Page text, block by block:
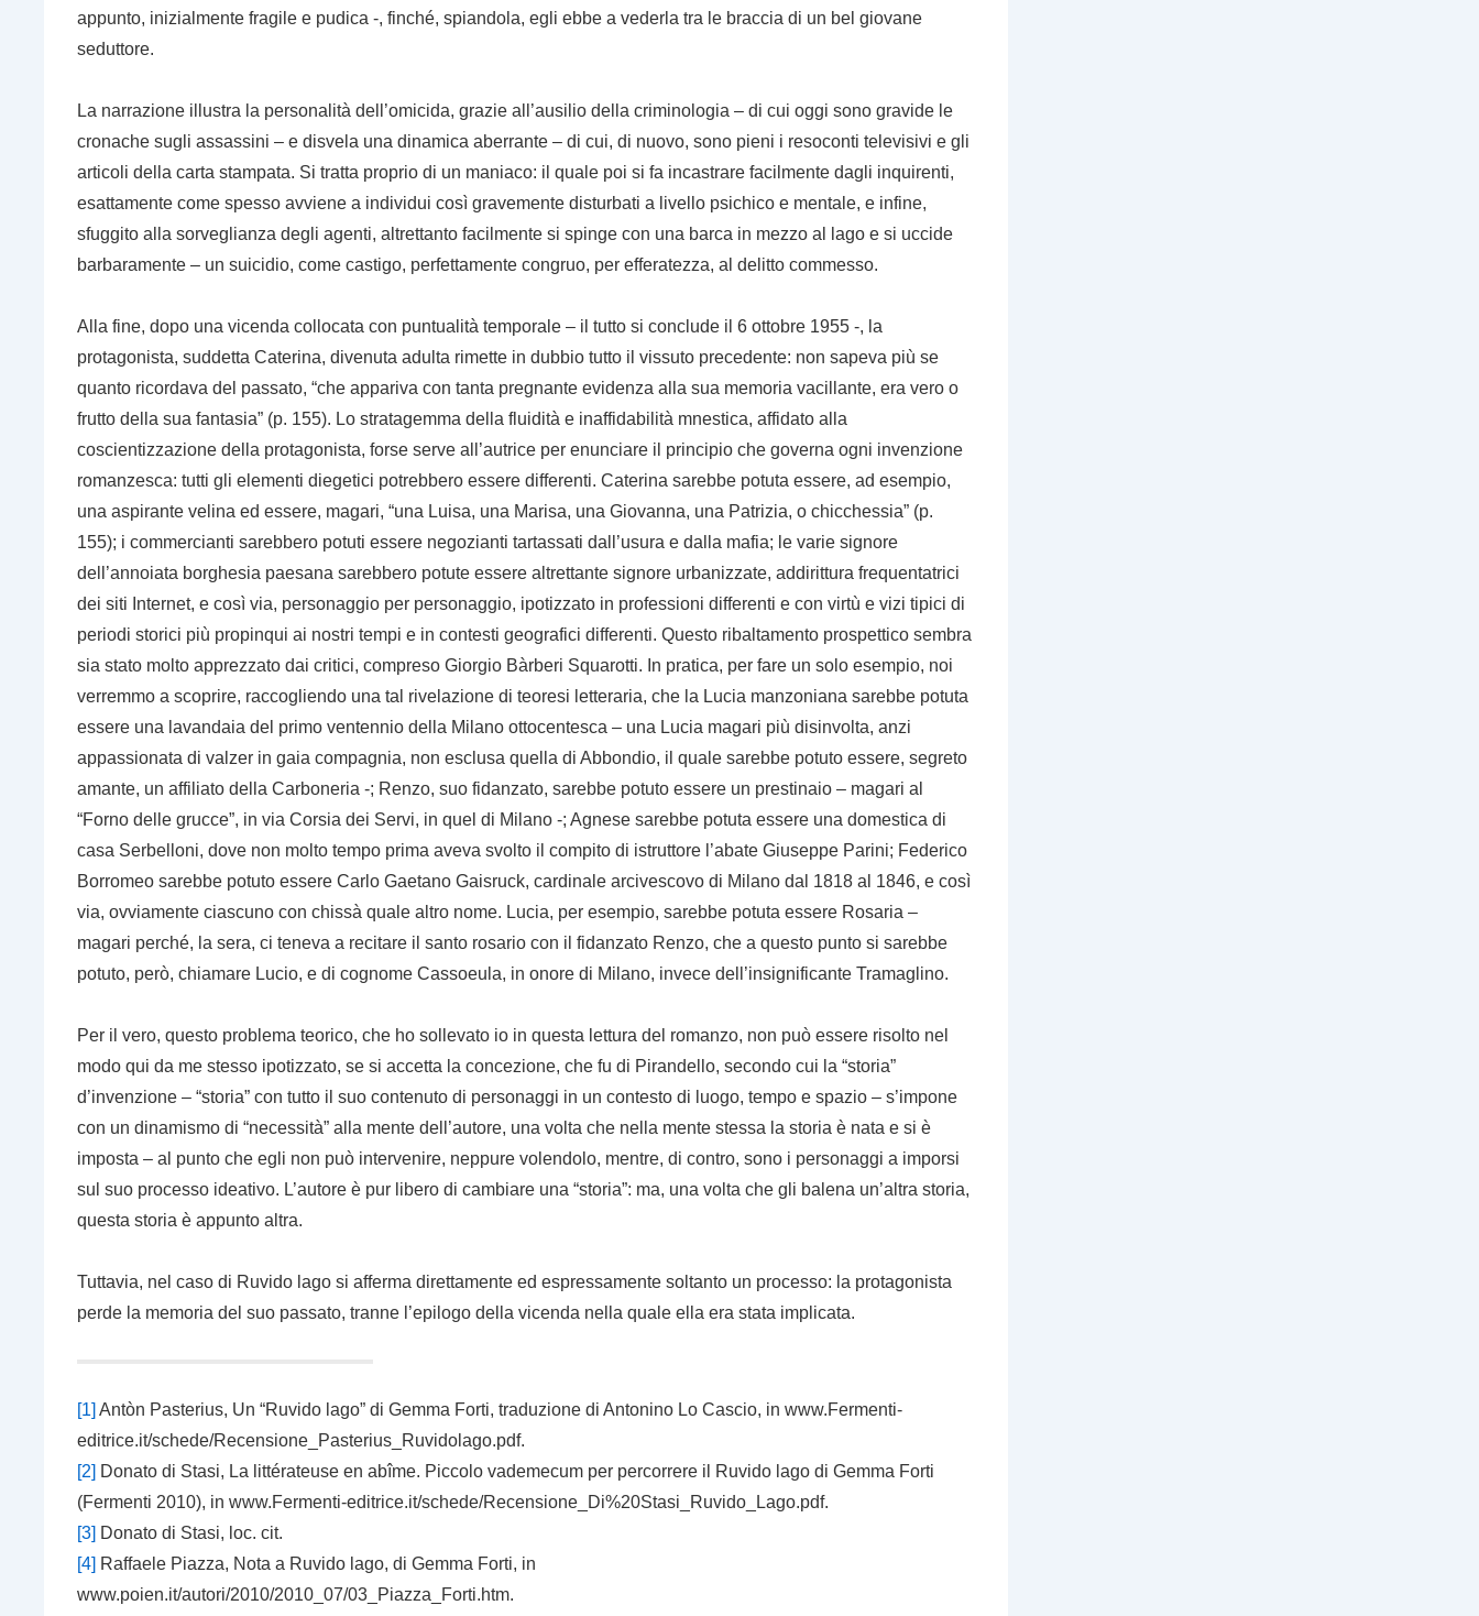
appunto, inizialmente fragile e pudica -, finché, spiandola, egli ebbe a vederla tra le braccia di un bel giovane
seduttore.
La narrazione illustra la personalità dell’omicida, grazie all’ausilio della criminologia – di cui oggi sono gravide le
cronache sugli assassini – e disvela una dinamica aberrante – di cui, di nuovo, sono pieni i resoconti televisivi e gli
articoli della carta stampata. Si tratta proprio di un maniaco: il quale poi si fa incastrare facilmente dagli inquirenti,
esattamente come spesso avviene a individui così gravemente disturbati a livello psichico e mentale, e infine,
sfuggito alla sorveglianza degli agenti, altrettanto facilmente si spinge con una barca in mezzo al lago e si uccide
barbaramente – un suicidio, come castigo, perfettamente congruo, per efferatezza, al delitto commesso.
Alla fine, dopo una vicenda collocata con puntualità temporale – il tutto si conclude il 6 ottobre 1955 -, la
protagonista, suddetta Caterina, divenuta adulta rimette in dubbio tutto il vissuto precedente: non sapeva più se
quanto ricordava del passato, “che appariva con tanta pregnante evidenza alla sua memoria vacillante, era vero o
frutto della sua fantasia” (p. 155). Lo stratagemma della fluidità e inaffidabilità mnestica, affidato alla
coscientizzazione della protagonista, forse serve all’autrice per enunciare il principio che governa ogni invenzione
romanzesca: tutti gli elementi diegetici potrebbero essere differenti. Caterina sarebbe potuta essere, ad esempio,
una aspirante velina ed essere, magari, “una Luisa, una Marisa, una Giovanna, una Patrizia, o chicchessia” (p.
155); i commercianti sarebbero potuti essere negozianti tartassati dall’usura e dalla mafia; le varie signore
dell’annoiata borghesia paesana sarebbero potute essere altrettante signore urbanizzate, addirittura frequentatrici
dei siti Internet, e così via, personaggio per personaggio, ipotizzato in professioni differenti e con virtù e vizi tipici di
periodi storici più propinqui ai nostri tempi e in contesti geografici differenti. Questo ribaltamento prospettico sembra
sia stato molto apprezzato dai critici, compreso Giorgio Bàrberi Squarotti. In pratica, per fare un solo esempio, noi
verremmo a scoprire, raccogliendo una tal rivelazione di teoresi letteraria, che la Lucia manzoniana sarebbe potuta
essere una lavandaia del primo ventennio della Milano ottocentesca – una Lucia magari più disinvolta, anzi
appassionata di valzer in gaia compagnia, non esclusa quella di Abbondio, il quale sarebbe potuto essere, segreto
amante, un affiliato della Carboneria -; Renzo, suo fidanzato, sarebbe potuto essere un prestinaio – magari al
“Forno delle grucce”, in via Corsia dei Servi, in quel di Milano -; Agnese sarebbe potuta essere una domestica di
casa Serbelloni, dove non molto tempo prima aveva svolto il compito di istruttore l’abate Giuseppe Parini; Federico
Borromeo sarebbe potuto essere Carlo Gaetano Gaisruck, cardinale arcivescovo di Milano dal 1818 al 1846, e così
via, ovviamente ciascuno con chissà quale altro nome. Lucia, per esempio, sarebbe potuta essere Rosaria –
magari perché, la sera, ci teneva a recitare il santo rosario con il fidanzato Renzo, che a questo punto si sarebbe
potuto, però, chiamare Lucio, e di cognome Cassoeula, in onore di Milano, invece dell’insignificante Tramaglino.
Per il vero, questo problema teorico, che ho sollevato io in questa lettura del romanzo, non può essere risolto nel
modo qui da me stesso ipotizzato, se si accetta la concezione, che fu di Pirandello, secondo cui la “storia”
d’invenzione – “storia” con tutto il suo contenuto di personaggi in un contesto di luogo, tempo e spazio – s’impone
con un dinamismo di “necessità” alla mente dell’autore, una volta che nella mente stessa la storia è nata e si è
imposta – al punto che egli non può intervenire, neppure volendolo, mentre, di contro, sono i personaggi a imporsi
sul suo processo ideativo. L’autore è pur libero di cambiare una “storia”: ma, una volta che gli balena un’altra storia,
questa storia è appunto altra.
Tuttavia, nel caso di Ruvido lago si afferma direttamente ed espressamente soltanto un processo: la protagonista
perde la memoria del suo passato, tranne l’epilogo della vicenda nella quale ella era stata implicata.
[1] Antòn Pasterius, Un “Ruvido lago” di Gemma Forti, traduzione di Antonino Lo Cascio, in www.Fermenti-
editrice.it/schede/Recensione_Pasterius_Ruvidolago.pdf.
[2] Donato di Stasi, La littérateuse en abîme. Piccolo vademecum per percorrere il Ruvido lago di Gemma Forti
(Fermenti 2010), in www.Fermenti-editrice.it/schede/Recensione_Di%20Stasi_Ruvido_Lago.pdf.
[3] Donato di Stasi, loc. cit.
[4] Raffaele Piazza, Nota a Ruvido lago, di Gemma Forti, in
www.poien.it/autori/2010/2010_07/03_Piazza_Forti.htm.